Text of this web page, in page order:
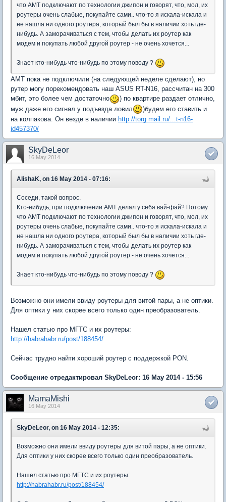
что АМТ подключают по технологии джипон и говорят, что, мол, их
роутеры очень слабые, покупайте сами.. что-то я искала-искала и
не нашла ни одного роутера, который был бы в наличии хоть где-
нибудь. А заморачиваться с тем, чтобы делать их роутер как
модем и покупать любой другой роутер - не очень хочется...
Знает кто-нибудь что-нибудь по этому поводу ?
АМТ пока не подключили (на следующей неделе сделают), но
рутер могу порекомендовать наш ASUS RT-N16, рассчитан на 300
мбит, это более чем достаточно
) по квартире раздает отлично,
муж даже его сигнал у подъезда ловил
)будем его ставить и
на колпакова. Он везде в наличии http://torg.mail.ru/...t-n16-
id457370/
SkyDeLeor
16 May 2014
AlishaK, on 16 May 2014 - 07:16:
Соседи, такой вопрос.
Кто-нибудь, при подключении АМТ делал у себя вай-фай? Потому
что АМТ подключают по технологии джипон и говорят, что, мол, их
роутеры очень слабые, покупайте сами.. что-то я искала-искала и
не нашла ни одного роутера, который был бы в наличии хоть где-
нибудь. А заморачиваться с тем, чтобы делать их роутер как
модем и покупать любой другой роутер - не очень хочется...
Знает кто-нибудь что-нибудь по этому поводу ?
Возможно они имели ввиду роутеры для витой пары, а не оптики.
Для оптики у них скорее всего только один преобразователь.
Нашел статью про МГТС и их роутеры:
http://habrahabr.ru/post/188454/
Сейчас трудно найти хороший роутер с поддержкой PON.
Сообщение отредактировал SkyDeLeor: 16 May 2014 - 15:56
MamaMishi
16 May 2014
SkyDeLeor, on 16 May 2014 - 12:35:
Возможно они имели ввиду роутеры для витой пары, а не оптики.
Для оптики у них скорее всего только один преобразователь.
Нашел статью про МГТС и их роутеры:
http://habrahabr.ru/post/188454/